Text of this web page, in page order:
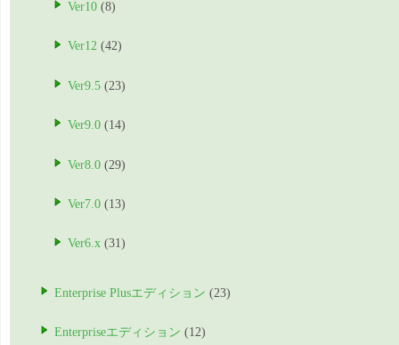
Ver10 (8)
Ver12 (42)
Ver9.5 (23)
Ver9.0 (14)
Ver8.0 (29)
Ver7.0 (13)
Ver6.x (31)
Enterprise Plusエディション (23)
Enterpriseエディション (12)